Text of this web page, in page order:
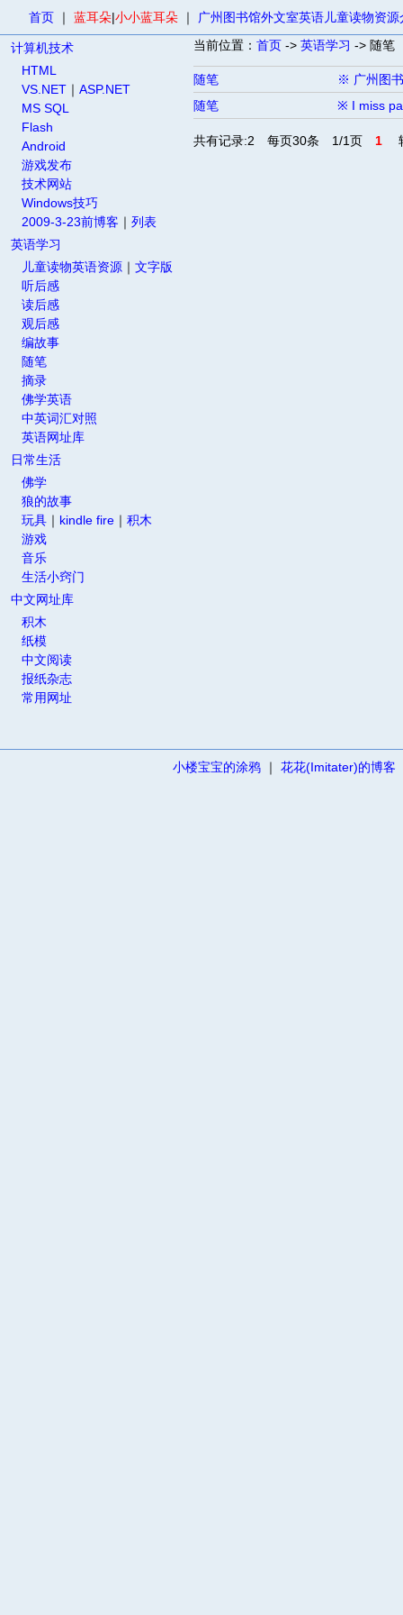
首页 ｜ 蓝耳朵|小小蓝耳朵 ｜ 广州图书馆外文室英语儿童读物资源
计算机技术
HTML
VS.NET ｜ ASP.NET
MS SQL
Flash
Android
游戏发布
技术网站
Windows技巧
2009-3-23前博客 ｜ 列表
英语学习
儿童读物英语资源 ｜ 文字版
听后感
读后感
观后感
编故事
随笔
摘录
佛学英语
中英词汇对照
英语网址库
日常生活
佛学
狼的故事
玩具 ｜ kindle fire ｜ 积木
游戏
音乐
生活小窍门
中文网址库
积木
纸模
中文阅读
报纸杂志
常用网址
当前位置： 首页 -> 英语学习 -> 随笔
随笔
※ 广州图
随笔
※ I miss
共有记录:2 每页30条 1/1页 1
小楼宝宝的涂鸦 ｜ 花花(Imitater)的博客